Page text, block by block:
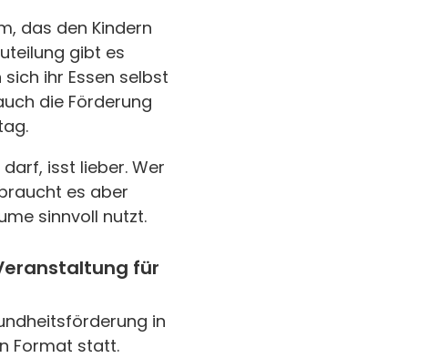
das den Kindern
gibt es
ihr Essen selbst
die Förderung
isst lieber. Wer
es aber
sinnvoll nutzt.
Veranstaltung für
in
Format statt.